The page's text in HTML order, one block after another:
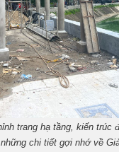
trang hạ tầng, kiến trúc
chi tiết gợi nhớ về